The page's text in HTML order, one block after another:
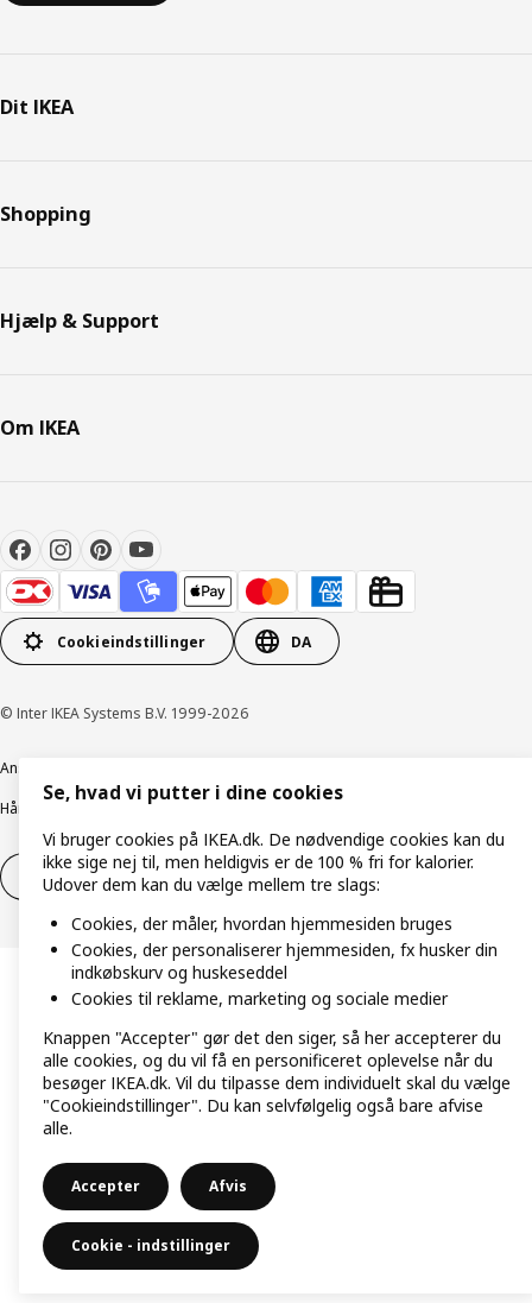
Dit IKEA
Shopping
Hjælp & Support
Om IKEA
Cookieindstillinger DA
© Inter IKEA Systems B.V. 1999-2026
Ansvarlig rapportering
Håndtering af persondata
Fortryd dit køb Fortryd dit køb af service
Se, hvad vi putter i dine cookies
Vi bruger cookies på IKEA.dk. De nødvendige cookies kan du
ikke sige nej til, men heldigvis er de 100 % fri for kalorier.
Udover dem kan du vælge mellem tre slags:
Cookies, der måler, hvordan hjemmesiden bruges
Cookies, der personaliserer hjemmesiden, fx husker din
indkøbskurv og huskeseddel
Cookies til reklame, marketing og sociale medier
Knappen "Accepter" gør det den siger, så her accepterer du
alle cookies, og du vil få en personificeret oplevelse når du
besøger IKEA.dk. Vil du tilpasse dem individuelt skal du vælge
"Cookieindstillinger". Du kan selvfølgelig også bare afvise
alle.
Accepter Afvis
Cookie - indstillinger